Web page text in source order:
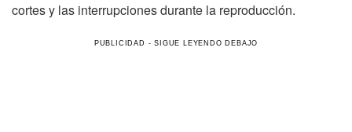
cortes y las interrupciones durante la reproducción.